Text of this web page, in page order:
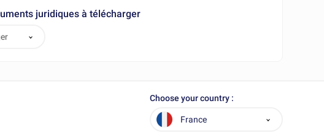
juridiques à télécharger
Choose your country :
France